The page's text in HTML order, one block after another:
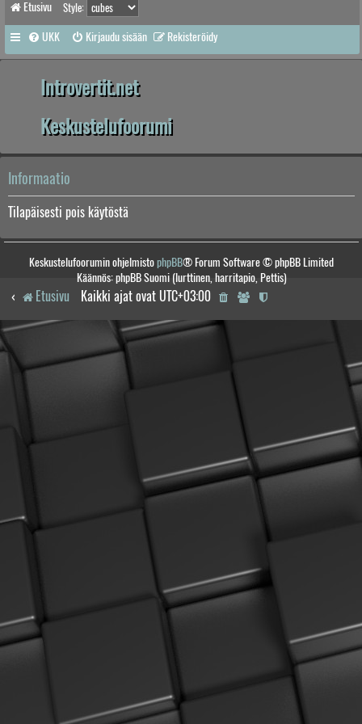
Etusivu Style:
UKK Kirjaudu sisään Rekisteröidy
Introvertit.net
Keskustelufoorumi
Informaatio
Tilapäisesti pois käytöstä
Keskustelufoorumin ohjelmistophpBB® Forum Software © phpBB Limited
Käännös: phpBB Suomi (lurttinen, harritapio, Pettis)
Etusivu Kaikki ajat ovat UTC+03:00